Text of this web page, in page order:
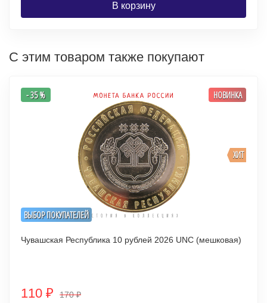
В корзину
С этим товаром также покупают
ВЫБОР ПОКУПАТЕЛЕЙ
ХИТ
- 35 % НОВИНКА
Чувашская Республика 10 рублей 2026 UNC (мешковая)
110 ₽ 170₽